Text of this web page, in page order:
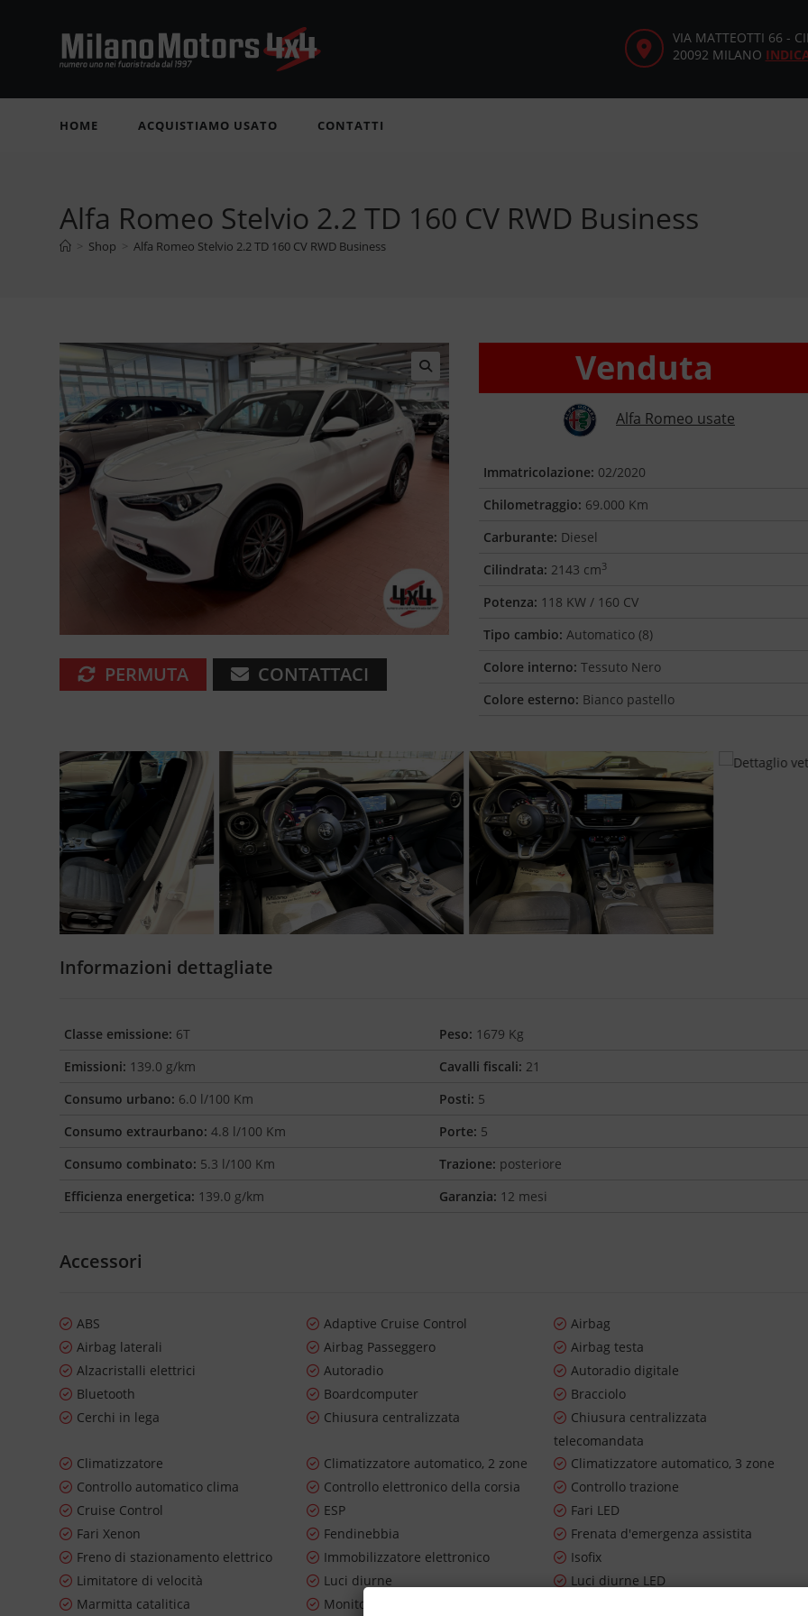
VIA MATTEOTTI 66 -
20092 MILANO
HOME ACQUISTIAMO USATO CONTATTI
Alfa Romeo Stelvio 2.2 TD 160 CV RWD Business
> Shop > Alfa Romeo Stelvio 2.2 TD 160 CV RWD Business
🔍
PERMUTA CONTATTACI
Venduta
Alfa Romeo usate
Immatricolazione: 02/2020
Chilometraggio: 69.000 Km
Carburante: Diesel
Cilindrata: 2143 cm3
Potenza: 118 KW / 160 CV
Tipo cambio: Automatico (8)
Colore interno: Tessuto Nero
Colore esterno: Bianco pastello
Informazioni dettagliate
Classe emissione: 6T
Emissioni: 139.0 g/km
Consumo urbano: 6.0 l/100 Km
Consumo extraurbano: 4.8 l/100 Km
Consumo combinato: 5.3 l/100 Km
Efficienza energetica: 139.0 g/km
Peso: 1679 Kg
Cavalli fiscali: 21
Posti: 5
Porte: 5
Trazione: posteriore
Garanzia: 12 mesi
Accessori
ABS Adaptive Cruise Control
Airbag
Airbag laterali
Airbag Passeggero
Airbag testa
Alzacristalli elettrici
Autoradio
Autoradio digitale
Bluetooth
Boardcomputer
Bracciolo
Cerchi in lega
Chiusura centralizzata
Chiusura centralizzata
telecomandata
Climatizzatore
Climatizzatore automatico, 2 zone
Climatizzatore automatico, 3 zone
Controllo automatico clima
Controllo elettronico della corsia
Controllo trazione
Cruise Control
ESP
Fari LED
Fari Xenon
Fendinebbia
Frenata d'emergenza assistita
Freno di stazionamento elettrico
Immobilizzatore elettronico
Isofix
Limitatore di velocità
Luci diurne
Luci diurne LED
Marmitta catalitica
Monitoraggio pressione pneumatici